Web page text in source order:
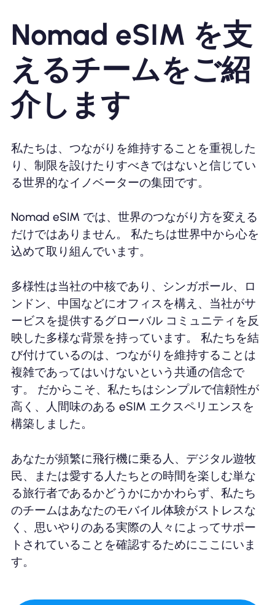
Nomad eSIM を支
えるチームをご紹
介します
私たちは、つながりを維持することを重視した
り、制限を設けたりすべきではないと信じてい
る世界的なイノベーターの集団です。
Nomad eSIM では、世界のつながり方を変える
だけではありません。 私たちは世界中から心を
込めて取り組んでいます。
多様性は当社の中核であり、シンガポール、ロ
ンドン、中国などにオフィスを構え、当社がサ
ービスを提供するグローバル コミュニティを反
映した多様な背景を持っています。 私たちを結
び付けているのは、つながりを維持することは
複雑であってはいけないという共通の信念で
す。 だからこそ、私たちはシンプルで信頼性が
高く、人間味のある eSIM エクスペリエンスを
構築しました。
あなたが頻繁に飛行機に乗る人、デジタル遊牧
民、または愛する人たちとの時間を楽しむ単な
る旅行者であるかどうかにかかわらず、私たち
のチームはあなたのモバイル体験がストレスな
く、思いやりのある実際の人々によってサポー
トされていることを確認するためにここにいま
す。